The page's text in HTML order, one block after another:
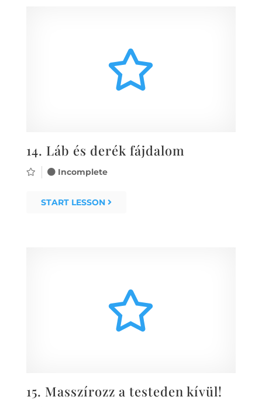
14. Láb és derék fájdalom
Incomplete
START LESSON
15. Masszírozz a testeden kívül!